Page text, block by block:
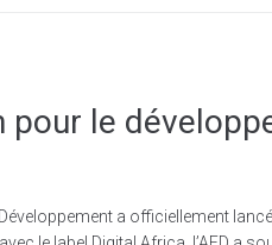
pour le
a officiellement